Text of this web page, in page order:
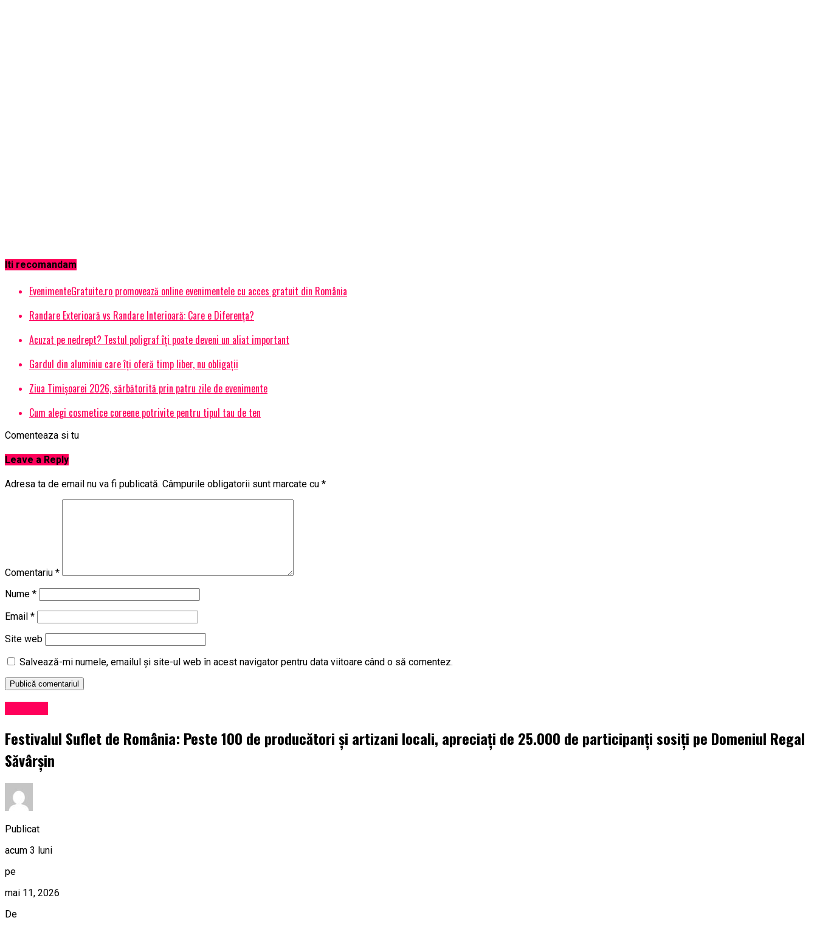
Iti recomandam
EvenimenteGratuite.ro promovează online evenimentele cu acces gratuit din România
Randare Exterioară vs Randare Interioară: Care e Diferența?
Acuzat pe nedrept? Testul poligraf îţi poate deveni un aliat important
Gardul din aluminiu care îți oferă timp liber, nu obligații
Ziua Timișoarei 2026, sărbătorită prin patru zile de evenimente
Cum alegi cosmetice coreene potrivite pentru tipul tau de ten
Comenteaza si tu
Leave a Reply
Adresa ta de email nu va fi publicată. Câmpurile obligatorii sunt marcate cu *
Comentariu *
Nume *
Email *
Site web
Salvează-mi numele, emailul și site-ul web în acest navigator pentru data viitoare când o să comentez.
Festivalul Suflet de România: Peste 100 de producători și artizani locali, apreciați de 25.000 de participanți sosiți pe Domeniul Regal
Săvârșin
Publicat
acum 3 luni
pe
mai 11, 2026
De